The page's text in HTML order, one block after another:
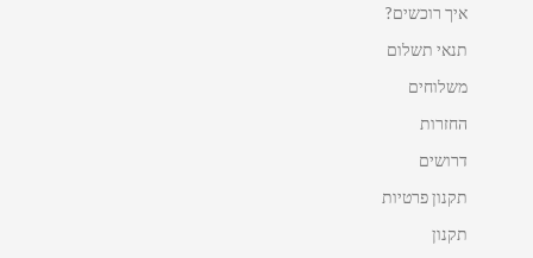
איך רוכשים?
תנאי תשלום
משלוחים
החזרות
דרושים
תקנון פרטיות
תקנון